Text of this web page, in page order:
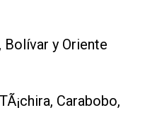
y Oriente
Carabobo,